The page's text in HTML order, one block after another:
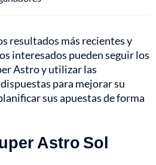
resultados más recientes y
interesados pueden seguir los
Astro y utilizar las
para mejorar su
sus apuestas de forma
Astro Sol